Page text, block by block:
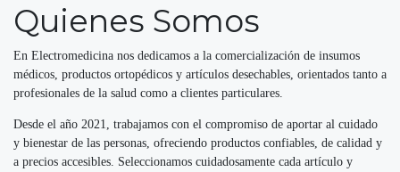
Quienes Somos
En Electromedicina nos dedicamos a la comercialización de insumos
médicos, productos ortopédicos y artículos desechables, orientados tanto a
profesionales de la salud como a clientes particulares.
Desde el año 2021, trabajamos con el compromiso de aportar al cuidado
y bienestar de las personas, ofreciendo productos confiables, de calidad y
a precios accesibles. Seleccionamos cuidadosamente cada artículo y